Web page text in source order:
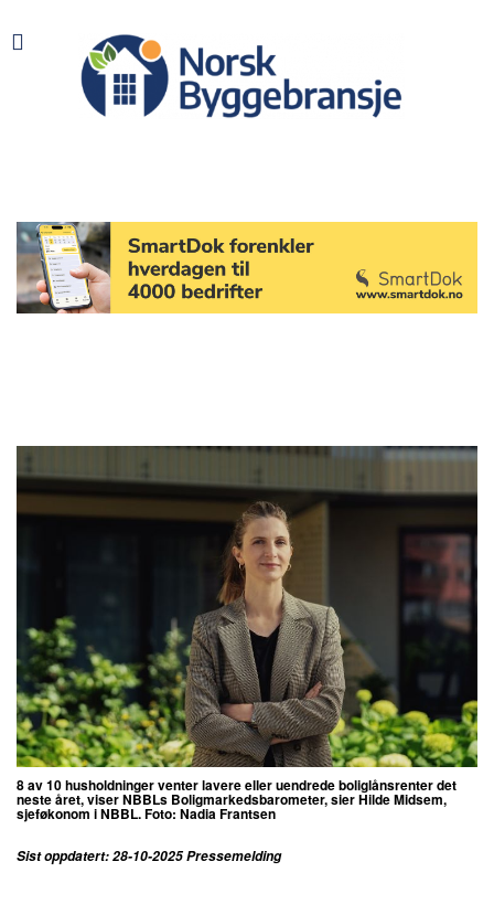
8 av 10 husholdninger venter lavere eller uendrede boliglånsrenter det
neste året, viser NBBLs Boligmarkedsbarometer, sier Hilde Midsem,
sjeføkonom i NBBL. Foto: Nadia Frantsen
Sist oppdatert: 28-10-2025 Pressemelding